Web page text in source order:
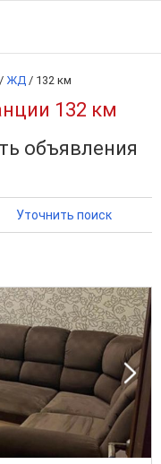
/ ЖД / 132 км
132 км
объявления
Уточнить поиск